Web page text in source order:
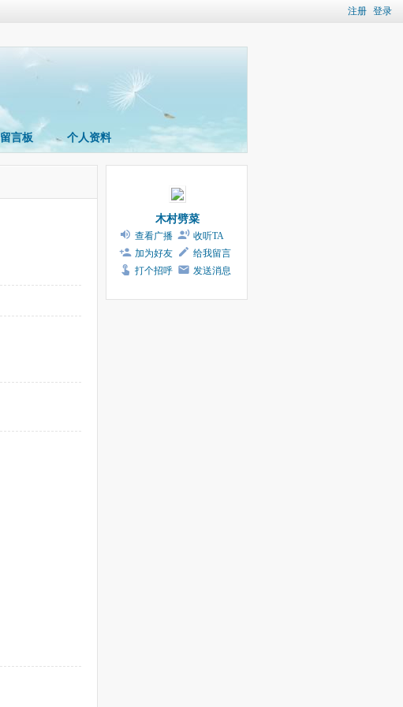
注册 登录
留言板 个人资料
木村劈菜
查看广播
收听TA
加为好友
给我留言
打个招呼
发送消息